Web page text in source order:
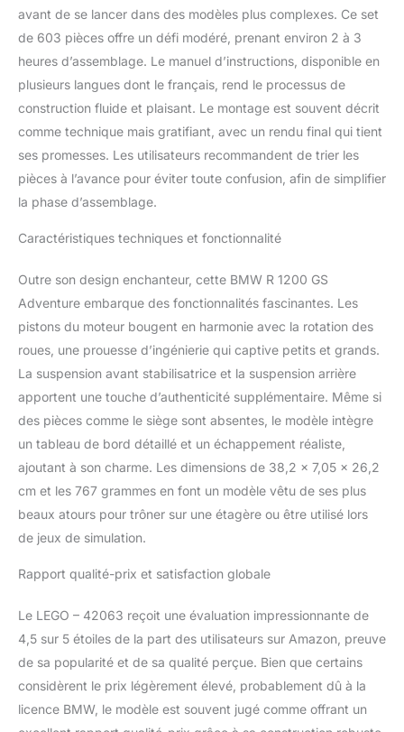
avant de se lancer dans des modèles plus complexes. Ce set
de 603 pièces offre un défi modéré, prenant environ 2 à 3
heures d’assemblage. Le manuel d’instructions, disponible en
plusieurs langues dont le français, rend le processus de
construction fluide et plaisant. Le montage est souvent décrit
comme technique mais gratifiant, avec un rendu final qui tient
ses promesses. Les utilisateurs recommandent de trier les
pièces à l’avance pour éviter toute confusion, afin de simplifier
la phase d’assemblage.
Caractéristiques techniques et fonctionnalité
Outre son design enchanteur, cette BMW R 1200 GS
Adventure embarque des fonctionnalités fascinantes. Les
pistons du moteur bougent en harmonie avec la rotation des
roues, une prouesse d’ingénierie qui captive petits et grands.
La suspension avant stabilisatrice et la suspension arrière
apportent une touche d’authenticité supplémentaire. Même si
des pièces comme le siège sont absentes, le modèle intègre
un tableau de bord détaillé et un échappement réaliste,
ajoutant à son charme. Les dimensions de 38,2 x 7,05 x 26,2
cm et les 767 grammes en font un modèle vêtu de ses plus
beaux atours pour trôner sur une étagère ou être utilisé lors
de jeux de simulation.
Rapport qualité-prix et satisfaction globale
Le LEGO – 42063 reçoit une évaluation impressionnante de
4,5 sur 5 étoiles de la part des utilisateurs sur Amazon, preuve
de sa popularité et de sa qualité perçue. Bien que certains
considèrent le prix légèrement élevé, probablement dû à la
licence BMW, le modèle est souvent jugé comme offrant un